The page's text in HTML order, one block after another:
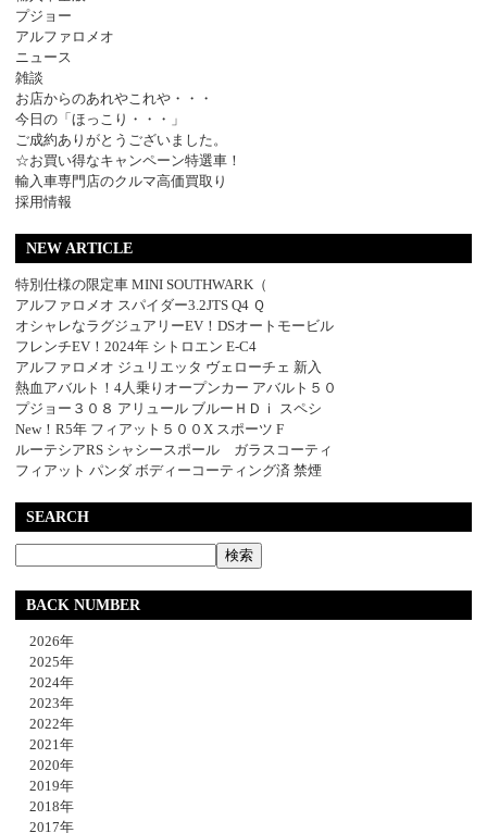
プジョー
アルファロメオ
ニュース
雑談
お店からのあれやこれや・・・
今日の「ほっこり・・・」
ご成約ありがとうございました。
☆お買い得なキャンペーン特選車！
輸入車専門店のクルマ高価買取り
採用情報
NEW ARTICLE
特別仕様の限定車 MINI SOUTHWARK（
アルファロメオ スパイダー3.2JTS Q4 Ｑ
オシャレなラグジュアリーEV！DSオートモービル
フレンチEV！2024年 シトロエン E-C4
アルファロメオ ジュリエッタ ヴェローチェ 新入
熱血アバルト！4人乗りオープンカー アバルト５０
プジョー３０８ アリュール ブルーＨＤｉ スペシ
New！R5年 フィアット５００X スポーツ F
ルーテシアRS シャシースポール ガラスコーティ
フィアット パンダ ボディーコーティング済 禁煙
SEARCH
BACK NUMBER
2026年
2025年
2024年
2023年
2022年
2021年
2020年
2019年
2018年
2017年